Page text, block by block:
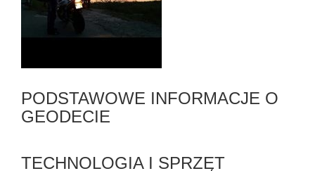
PODSTAWOWE INFORMACJE O
GEODECIE
TECHNOLOGIA I SPRZĘT